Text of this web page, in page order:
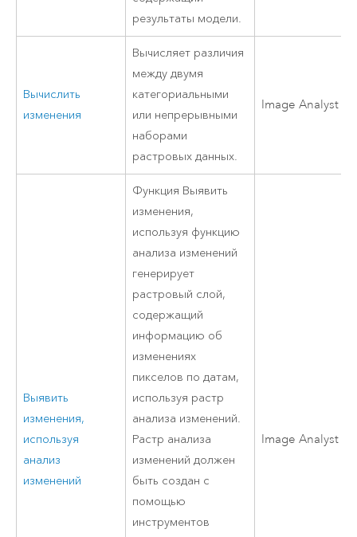
результаты модели.
Вычислить
изменения
Вычисляет различия
между двумя
категориальными
или непрерывными
наборами
растровых данных.
Image Analyst
Выявить
изменения,
используя
анализ
изменений
Функция Выявить
изменения,
используя функцию
анализа изменений
генерирует
растровый слой,
содержащий
информацию об
изменениях
пикселов по датам,
используя растр
анализа изменений.
Растр анализа
изменений должен
быть создан с
помощью
инструментов
Image Analyst